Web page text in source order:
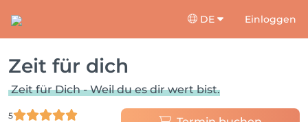
DE Einloggen
Zeit für dich
Zeit für Dich - Weil du es dir wert bist.
5